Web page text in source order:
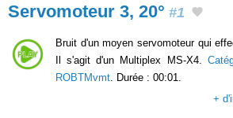
Servomoteur 3, 20° #1
Bruit d'un moyen servomoteur qui
Il s'agit d'un Multiplex MS-X4.
ROBTMvmt. Durée : 00:01.
+